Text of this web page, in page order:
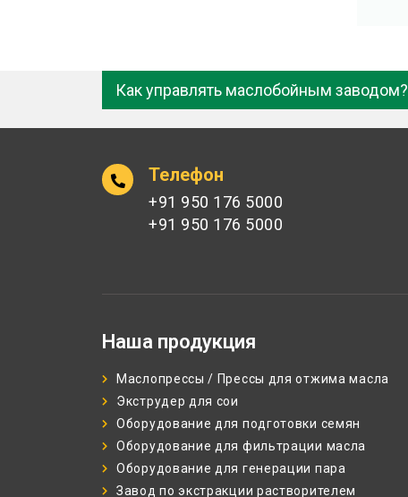
Как управлять маслобойным заводом?
Телефон
+91 950 176 5000
+91 950 176 5000
Наша продукция
Маслопрессы / Прессы для отжима масла
Экструдер для сои
Оборудование для подготовки семян
Оборудование для фильтрации масла
Оборудование для генерации пара
Завод по экстракции растворителем